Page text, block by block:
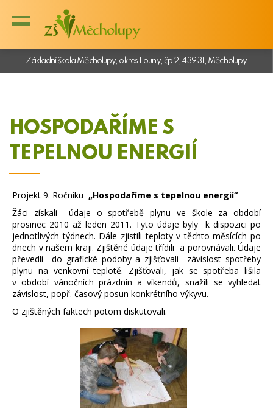
Základní škola Měcholupy, okres Louny, čp 2, 439 31, Měcholupy
HOSPODAŘÍME S
TEPELNOU ENERGIÍ
Projekt 9. Ročníku „Hospodaříme s tepelnou energií“
Žáci získali údaje o spotřebě plynu ve škole za období
prosinec 2010 až leden 2011. Tyto údaje byly k dispozici po
jednotlivých týdnech. Dále zjistili teploty v těchto měsících po
dnech v našem kraji. Zjištěné údaje třídili a porovnávali. Údaje
převedli do grafické podoby a zjišťovali závislost spotřeby
plynu na venkovní teplotě. Zjišťovali, jak se spotřeba lišila
v období vánočních prázdnin a víkendů, snažili se vyhledat
závislost, popř. časový posun konkrétního výkyvu.
O zjištěných faktech potom diskutovali.